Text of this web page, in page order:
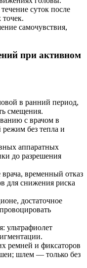
суток после
самочувствия,
при активном
в ранний период,
смещения.
с врачом в
без тепла и
аппаратных
до разрешения
временный отказ
для снижения риска
достаточное
ультрафиолет
ремней и фиксаторов
шлем — только без